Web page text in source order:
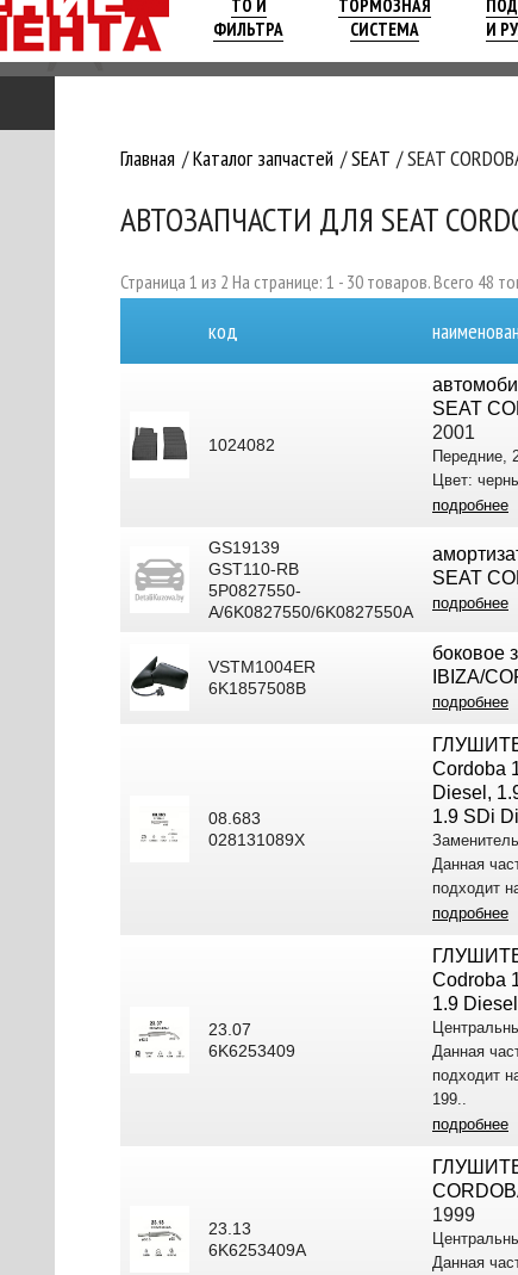
ТО И
ФИЛЬТРА
ТОРМОЗНАЯ
СИСТЕМА
И
Главная Каталог запчастей SEAT SEAT
АВТОЗАПЧАСТИ ДЛЯ SEAT
Страница 1 из 2 На странице: 1 - 30 товаров. Всего 48
код
1024082
SEAT
2001
Передние,
Цвет:
подробнее
GS19139
GST110-RB
5P0827550-
A/6K0827550/6K0827550A
SEAT
подробнее
VSTM1004ER
6K1857508B
боковое
IBIZA/
подробнее
08.683
028131089X
Cordoba
Diesel,
1.9 SDi
Данная
подходит
подробнее
23.07
6K6253409
Codroba
1.9
Данная
подходит
199..
подробнее
23.13
6K6253409A
1999
Данная